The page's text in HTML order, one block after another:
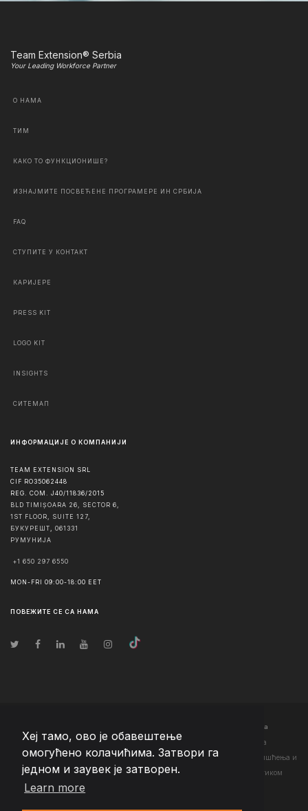
Хеј тамо, ово је обавештење
омогућено колачићима. Затвори га
једном и заувек је затворен.
Learn more
Team Extension® Serbia
Your Leading Workforce Partner
О НАМА
ТИМ
КАКО ТО ФУНКЦИОНИШЕ?
ИЗНАЈМИТЕ ПОСВЕЋЕНЕ ПРОГРАМЕРЕ ИН СРБИЈА
FAQ
СТУПИТЕ У КОНТАКТ
КАРИЈЕРЕ
PRESS KIT
LOGO KIT
INSIGHTS
СИТЕМАП
ИНФОРМАЦИЈЕ О КОМПАНИЈИ
TEAM EXTENSION SRL
CIF RO35062448
REG. COM. J40/11836/2015
BLD TIMIȘOARA 26, SECTOR 6,
1ST FLOOR, SUITE 127,
БУКУРЕШТ
061331
РУМУНИЈА
+1 650 297 6550
MON-FRI 09:00-18:00 EET
ПОВЕЖИТЕ СЕ СА НАМА
- Сва права задржана
Changelog● Коришћењем ове странице слажете се са нашим <а
href="https://teamextension.rs/sr/pravni/uslovi-koriscenja">Условима коришћења и
<а href="https://teamextension.rs/sr/pravni/pravila-privatnosti">Политиком